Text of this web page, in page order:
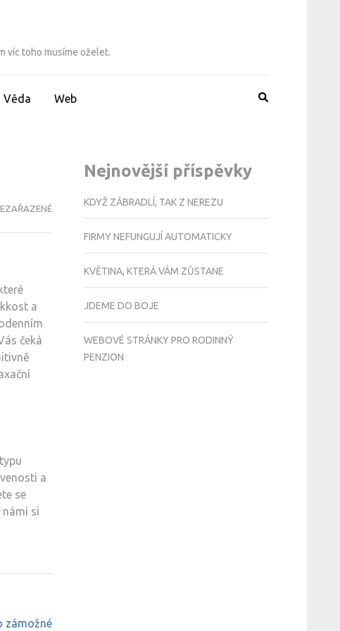
víc toho musíme oželet.
Věda Web
a
čeká
a
se
námi si
zámožné
Nejnovější příspěvky
KDYŽ ZÁBRADLÍ, TAK Z NEREZU
FIRMY NEFUNGUJÍ AUTOMATICKY
KVĚTINA, KTERÁ VÁM ZŮSTANE
JDEME DO BOJE
WEBOVÉ STRÁNKY PRO RODINNÝ
PENZION